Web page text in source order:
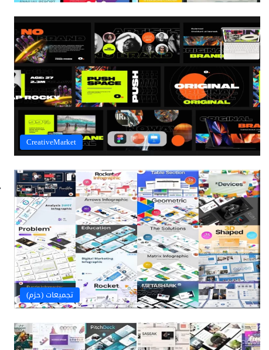
CreativeMarket
تجميعات (حزم)